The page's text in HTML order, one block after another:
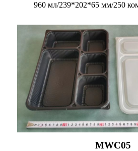
960 мл/239*202*65 мм/250
MWC05